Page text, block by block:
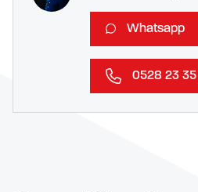
Whatsapp
0528 23